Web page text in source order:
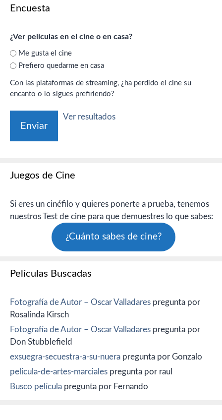
Encuesta
¿Ver películas en el cine o en casa?
Me gusta el cine
Prefiero quedarme en casa
Con las plataformas de streaming, ¿ha perdido el cine su
encanto o lo sigues prefiriendo?
Ver resultados
Juegos de Cine
Si eres un cinéfilo y quieres ponerte a prueba, tenemos
nuestros Test de cine para que demuestres lo que sabes:
¿Cuánto sabes de cine?
Películas Buscadas
Fotografía de Autor – Oscar Valladares pregunta por
Rosalinda Kirsch
Fotografía de Autor – Oscar Valladares pregunta por
Don Stubblefield
exsuegra-secuestra-a-su-nuera pregunta por Gonzalo
pelicula-de-artes-marciales pregunta por raul
Busco película pregunta por Fernando